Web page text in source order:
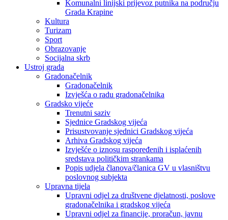
Komunalni linijski prijevoz putnika na području
Grada Krapine
Kultura
Turizam
Sport
Obrazovanje
Socijalna skrb
Ustroj grada
Gradonačelnik
Gradonačelnik
Izvješća o radu gradonačelnika
Gradsko vijeće
Trenutni saziv
Sjednice Gradskog vijeća
Prisustvovanje sjednici Gradskog vijeća
Arhiva Gradskog vijeća
Izvješće o iznosu raspoređenih i isplaćenih
sredstava političkim strankama
Popis udjela članova/članica GV u vlasništvu
poslovnog subjekta
Upravna tijela
Upravni odjel za društvene djelatnosti, poslove
gradonačelnika i gradskog vijeća
Upravni odjel za financije, proračun, javnu